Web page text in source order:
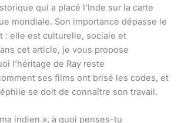
qui a placé l’Inde sur la carte
mondiale. Son importance dépasse le
: elle est culturelle, sociale et
cet article, je vous propose
l’héritage de Ray reste
ses films ont brisé les codes, et
se doit de connaître son travail.
indien », à quoi penses-tu